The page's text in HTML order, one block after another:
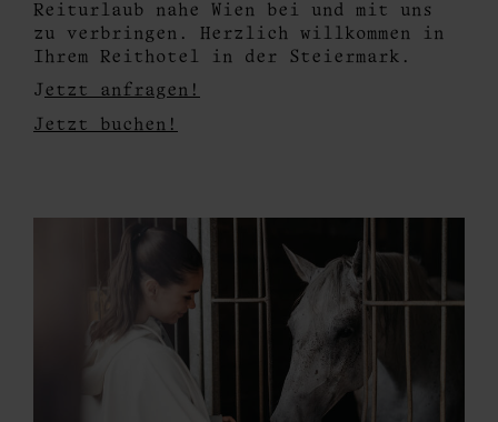
Reiturlaub nahe Wien bei und mit uns
zu verbringen. Herzlich willkommen in
Ihrem Reithotel in der Steiermark.
J etzt anfragen!
Jetzt buchen!